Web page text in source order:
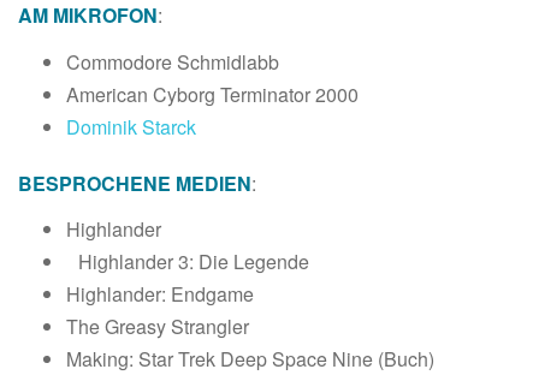
AM MIKROFON:
Commodore Schmidlabb
American Cyborg Terminator 2000
Dominik Starck
BESPROCHENE MEDIEN:
Highlander
Highlander 3: Die Legende
Highlander: Endgame
The Greasy Strangler
Making: Star Trek Deep Space Nine (Buch)